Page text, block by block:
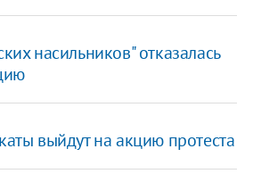
насильников" отказалась
выйдут на акцию протеста